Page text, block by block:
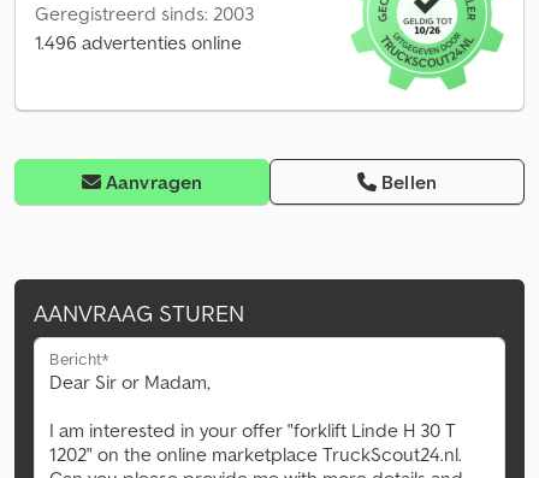
Geregistreerd sinds: 2003
1.496 advertenties online
Aanvragen Bellen
AANVRAAG STUREN
Bericht*